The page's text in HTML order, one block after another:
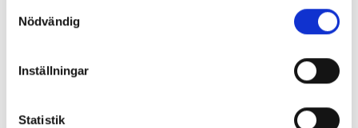
Cookies
Nödvändig
Inställningar
Statistik
vaikuttavia.